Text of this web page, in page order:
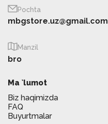
Pochta
mbgstore.uz@gmail.com
Manzil
bro
Ma `lumot
Biz haqimizda
FAQ
Buyurtmalar